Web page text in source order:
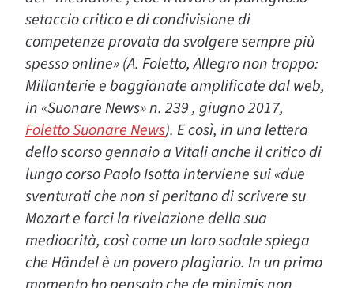
setaccio critico e di condivisione di
competenze provata da svolgere sempre più
spesso online» (A. Foletto, Allegro non troppo:
Millanterie e baggianate amplificate dal web,
in «Suonare News» n. 239 , giugno 2017,
Foletto Suonare News). E così, in una lettera
dello scorso gennaio a Vitali anche il critico di
lungo corso Paolo Isotta interviene sui «due
sventurati che non si peritano di scrivere su
Mozart e farci la rivelazione della sua
mediocrità, così come un loro sodale spiega
che Händel è un povero plagiario. In un primo